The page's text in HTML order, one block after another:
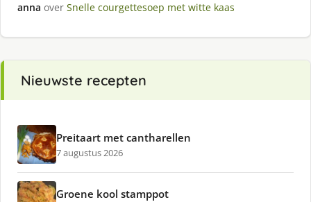
anna over Snelle courgettesoep met witte kaas
Nieuwste recepten
Preitaart met cantharellen
7 augustus 2026
Groene kool stamppot